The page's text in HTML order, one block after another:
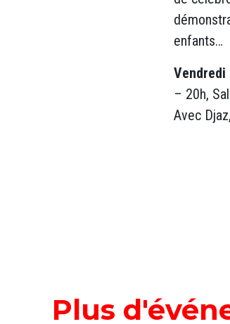
enfants…
Vendredi
– 20h,
Avec
Plus